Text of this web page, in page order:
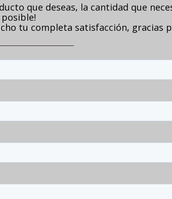
que deseas, la cantidad que
tu completa satisfacción, gracias